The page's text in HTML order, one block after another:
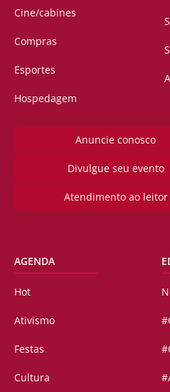
Cine/cabines
Compras
Esportes
Hospedagem
Anuncie conosco
Divulgue seu evento
Atendimento ao leitor
AGENDA
Hot
Ativismo
Festas
Cultura